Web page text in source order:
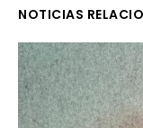
NOTICIAS